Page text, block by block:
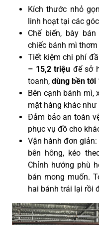
Kích thước nhỏ gọn
linh hoạt tại các
Chế biến, bày
chiếc bánh mì
Tiết kiệm chi phí
– 15,2 triệu để sở
toanh, dùng bền tới
Bên cạnh bánh mì,
mặt hàng khác như
Đảm bảo an toàn
phục vụ đồ cho
Vận hành đơn
bên hông, kéo
Chỉnh hướng phù
bán mong muốn.
hai bánh trái lại rồi